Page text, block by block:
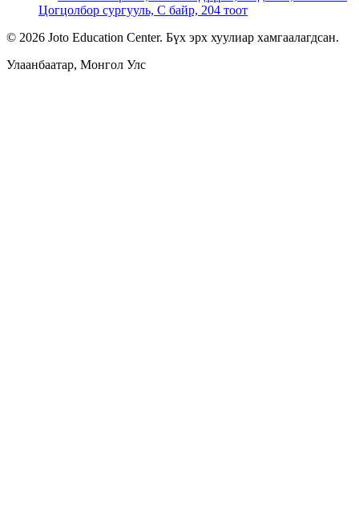
Цогцолбор сургууль, С байр, 204 тоот
© 2026 Joto Education Center. Бүх эрх хуулиар хамгаалагдсан.
Улаанбаатар, Монгол Улс